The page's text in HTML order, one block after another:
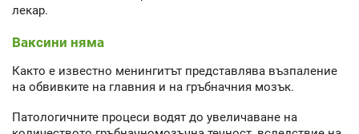
лекар.
Ваксини няма
Както е известно менингитът представлява възпаление
на обвивките на главния и на гръбначния мозък.
Патологичните процеси водят до увеличаване на